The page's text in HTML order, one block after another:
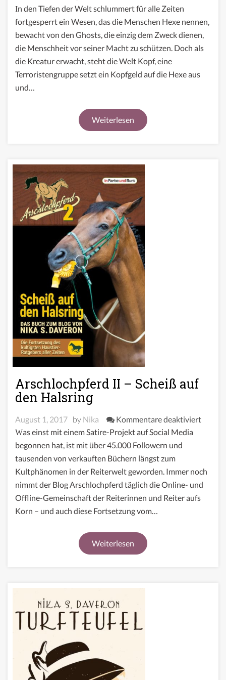
aus
Glas
In den Tiefen der Welt schlummert für alle Zeiten
fortgesperrt ein Wesen, das die Menschen Hexe nennen,
bewacht von den Ghosts, die einzig dem Zweck dienen,
die Menschheit vor seiner Macht zu schützen. Doch als
die Kreatur erwacht, steht die Welt Kopf, eine
Terroristengruppe setzt ein Kopfgeld auf die Hexe aus
und…
Weiterlesen
Arschlochpferd II – Scheiß auf
den Halsring
August 1, 2017 by Nika Kommentare deaktiviertfür
Scheiß
Was einst mit einem Satire-Projekt auf Social Media
begonnen hat, ist mit über 45.000 Followern und
tausenden von verkauften Büchern längst zum
Kultphänomen in der Reiterwelt geworden. Immer noch
nimmt der Blog Arschlochpferd täglich die Online- und
Offline-Gemeinschaft der Reiterinnen und Reiter aufs
Korn – und auch diese Fortsetzung vom…
Weiterlesen